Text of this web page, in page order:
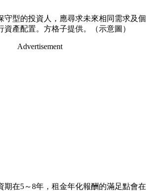
守型的投資人，應尋求未來相同需求及個
資產配置。方格子提供。（示意圖）
Advertisement
期在5～8年，租金年化報酬的滿足點會在